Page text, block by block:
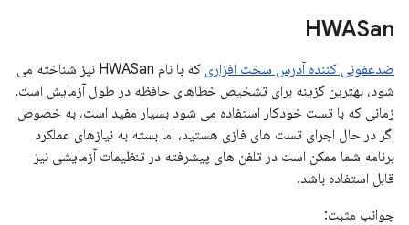
HWASan
ضدعفونی کننده آدرس سخت افزاری
که با نام HWASan نیز شناخته می
شود، بهترین گزینه برای تشخیص خطاهای حافظه در طول آزمایش است.
زمانی که با تست خودکار استفاده می شود بسیار مفید است، به خصوص
اگر در حال اجرای تست های فازی هستید، اما بسته به نیازهای عملکرد
برنامه شما ممکن است در تلفن های پیشرفته در تنظیمات آزمایشی نیز
قابل استفاده باشد.
جوانب مثبت: